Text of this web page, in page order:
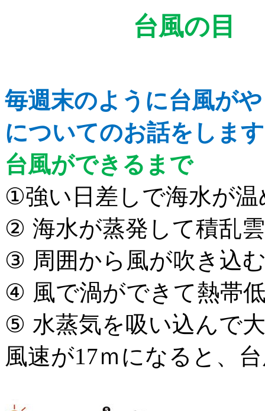
台
毎週末のように台風が
についてのお話をしま
台風ができるまで
①強い日差しで海水が
② 海水が蒸発して積乱
③ 周囲から風が吹き込
④ 風で渦ができて熱帯
⑤ 水蒸気を吸い込んで
風速が17ｍになると、